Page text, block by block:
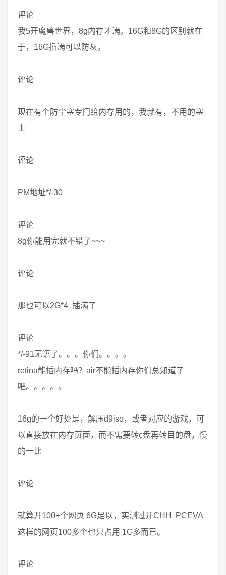
评论
我5开魔兽世界，8g内存才满。16G和8G的区别就在
于，16G插满可以防灰。
评论
现在有个防尘塞专门给内存用的，我就有，不用的塞
上
评论
PM地址*/-30
评论
8g你能用完就不错了~~~
评论
那也可以2G*4 插满了
评论
*/-91无语了。。。你们。。。。
retina能插内存吗？air不能插内存你们总知道了
吧。。。。。
16g的一个好处是，解压d9iso，或者对应的游戏，可
以直接放在内存页面，而不需要转c盘再转目的盘，慢
的一比
评论
就算开100+个网页 6G足以，实测过开CHH PCEVA
这样的网页100多个也只占用 1G多而已。
评论